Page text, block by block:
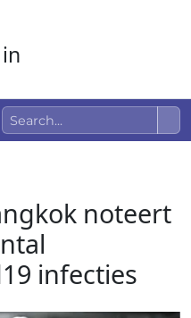
noteert
infecties